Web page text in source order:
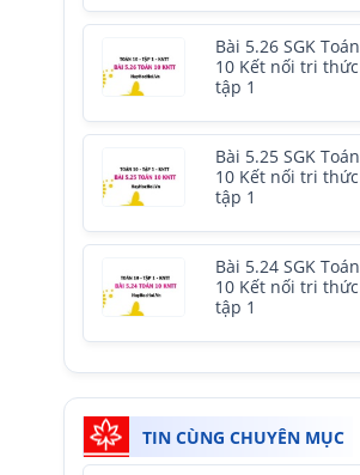
Bài 5.26 SGK Toán
10 Kết nối tri thức
tập 1
Bài 5.25 SGK Toán
10 Kết nối tri thức
tập 1
Bài 5.24 SGK Toán
10 Kết nối tri thức
tập 1
TIN CÙNG CHUYÊN MỤC